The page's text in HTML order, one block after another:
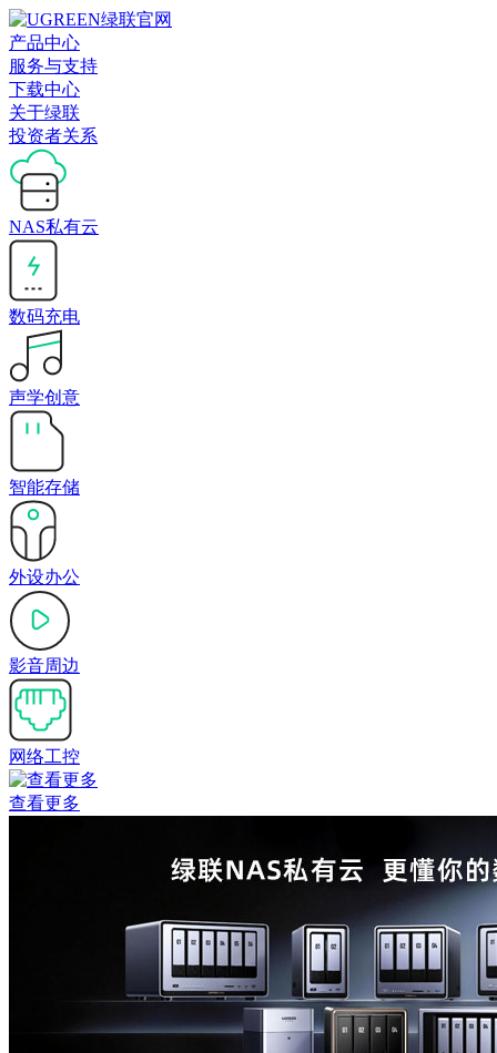
产品中心
服务与支持
下载中心
关于绿联
投资者关系
NAS私有云
数码充电
声学创意
智能存储
外设办公
影音周边
网络工控
查看更多